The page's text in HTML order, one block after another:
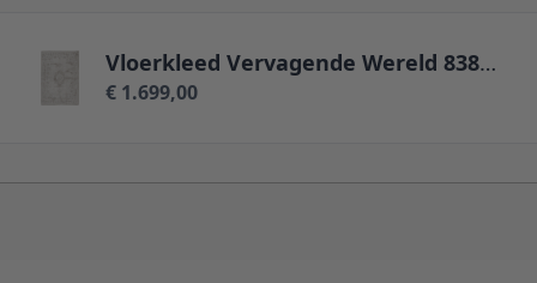
Vloerkleed Vervagende Wereld 8383 - 280 x 390 cm
€ 1.699,00